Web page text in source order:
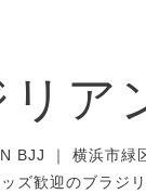
ア
BJJ ｜ 横浜市緑
ズ歓迎のブラジ